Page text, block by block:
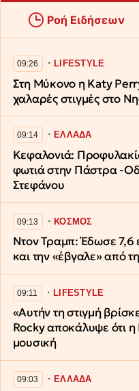
Ροή Ειδήσεων
09:26 ∙LIFESTYLE
Στη Μύκονο η Katy
χαλαρές στιγμές στο
09:14 ∙ΕΛΛΑΔΑ
Κεφαλονιά:
φωτιά στην Πάστρα -
Στεφάνου
09:13 ∙ΚΟΣΜΟΣ
Ντον Τραμπ: Έδωσε 7,6
και την «έβγαλε» από
09:11 ∙LIFESTYLE
«Αυτήν τη στιγμή
Rocky αποκάλυψε ότι η
μουσική
09:03 ∙ΕΛΛΑΔΑ